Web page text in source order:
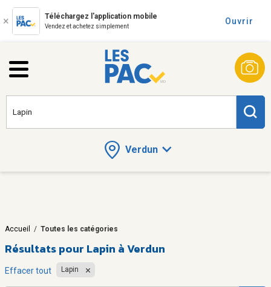
Téléchargez l'application mobile
Vendez et achetez simplement
Ouvrir
Verdun
Accueil / Toutes les catégories
Résultats pour Lapin à Verdun
Effacer tout Lapin